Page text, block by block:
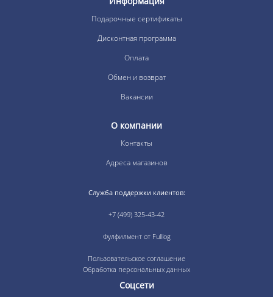
Подарочные сертификаты
Дисконтная программа
Оплата
Обмен и возврат
Вакансии
О компании
Контакты
Адреса магазинов
Служба поддержки клиентов:
+7 (499) 325-43-42
Фулфилмент от Fulllog
Пользовательское соглашение
Обработка персональных данных
Соцсети